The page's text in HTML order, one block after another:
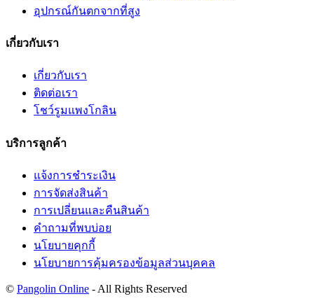
อุปกรณ์กันตกจากที่สูง
เกี่ยวกับเรา
เกี่ยวกับเรา
ติดต่อเรา
โชว์รูมแพงโกลิน
บริการลูกค้า
แจ้งการชำระเงิน
การจัดส่งสินค้า
การเปลี่ยนและคืนสินค้า
คำถามที่พบบ่อย
นโยบายคุกกี้
นโยบายการคุ้มครองข้อมูลส่วนบุคคล
© Pangolin Online - All Rights Reserved